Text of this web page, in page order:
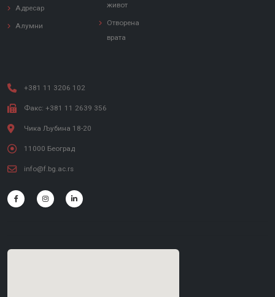
Адресар
Алумни
живот
Отворена
врата
+381 11 3206 102
Факс: +381 11 2639 356
Чика Љубина 18-20
11000 Београд
info@f.bg.ac.rs